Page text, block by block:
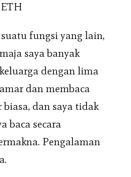
fungsi yang lain,
saya banyak
dengan lima
dan membaca
dan saya tidak
baca secara
Pengalaman